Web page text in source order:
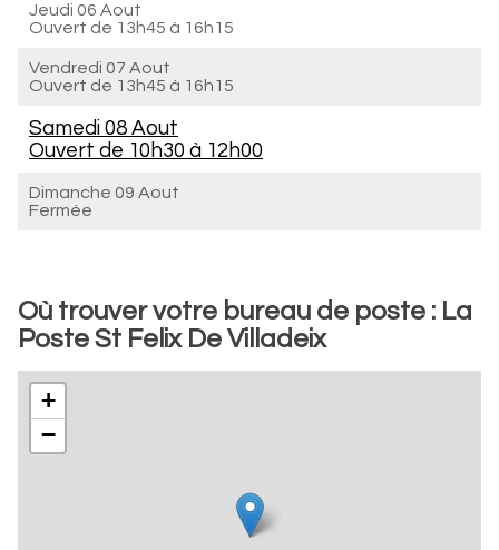
Jeudi 06 Aout
Ouvert de 13h45 à 16h15
Vendredi 07 Aout
Ouvert de 13h45 à 16h15
Samedi 08 Aout
Ouvert de 10h30 à 12h00
Dimanche 09 Aout
Fermée
Où trouver votre bureau de poste : La
Poste St Felix De Villadeix
+
−